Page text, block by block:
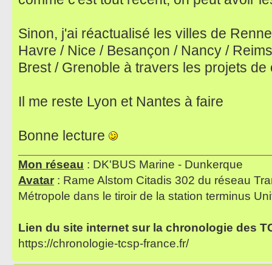
Sinon, j'ai réactualisé les villes de
Havre / Nice / Besançon / Nancy /
Brest / Grenoble à travers les projets de
Il me reste Lyon et Nantes à faire
Bonne lecture
Mon réseau : DK'BUS Marine - Dunkerque
Avatar : Rame Alstom Citadis 302 du réseau
Métropole dans le tiroir de la station terminus
Lien du site internet sur la chronologie des
https://chronologie-tcsp-france.fr/